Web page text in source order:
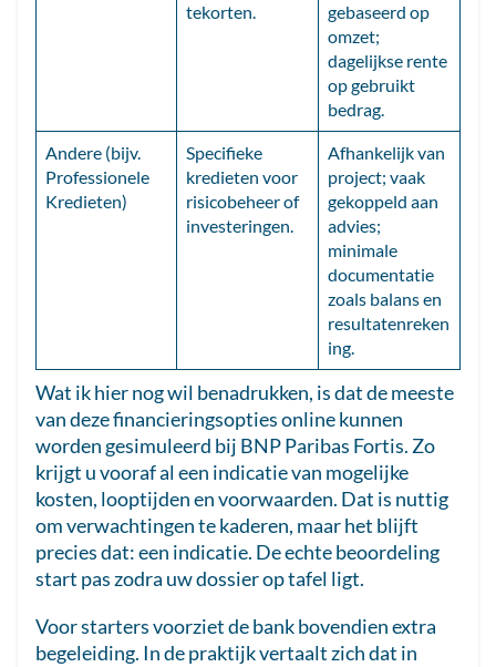
tekorten.
gebaseerd op
omzet;
dagelijkse rente
op gebruikt
bedrag.
Andere (bijv.
Professionele
Kredieten)
Specifieke
kredieten voor
risicobeheer of
investeringen.
Afhankelijk van
project; vaak
gekoppeld aan
advies;
minimale
documentatie
zoals balans en
resultatenreken
ing.
Wat ik hier nog wil benadrukken, is dat de meeste
van deze financieringsopties online kunnen
worden gesimuleerd bij BNP Paribas Fortis. Zo
krijgt u vooraf al een indicatie van mogelijke
kosten, looptijden en voorwaarden. Dat is nuttig
om verwachtingen te kaderen, maar het blijft
precies dat: een indicatie. De echte beoordeling
start pas zodra uw dossier op tafel ligt.
Voor starters voorziet de bank bovendien extra
begeleiding. In de praktijk vertaalt zich dat in